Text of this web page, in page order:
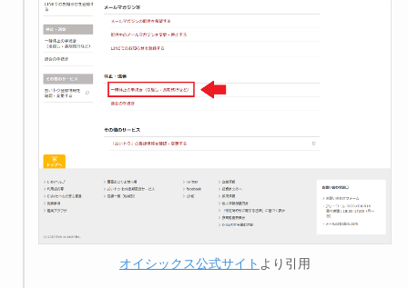
オイシックス公式サイト より引用